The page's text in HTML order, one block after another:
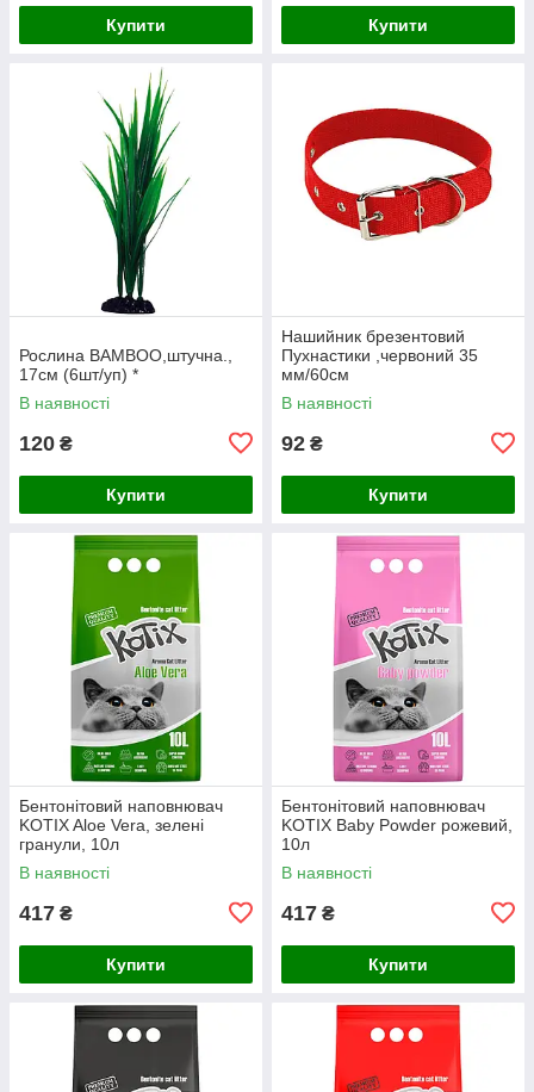
Купити Купити
Рослина BAMBOO,штучна.,
17см (6шт/уп) *
В наявності
120 ₴
Купити
Нашийник брезентовий
Пухнастики ,червоний 35
мм/60см
В наявності
92 ₴
Купити
Бентонітовий наповнювач
KOTIX Aloe Vera, зелені
гранули, 10л
В наявності
417 ₴
Купити
Бентонітовий наповнювач
KOTIX Baby Powder рожевий,
10л
В наявності
417 ₴
Купити